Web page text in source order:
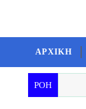
ΑΡΧΙΚΗ
ΡΟΗ